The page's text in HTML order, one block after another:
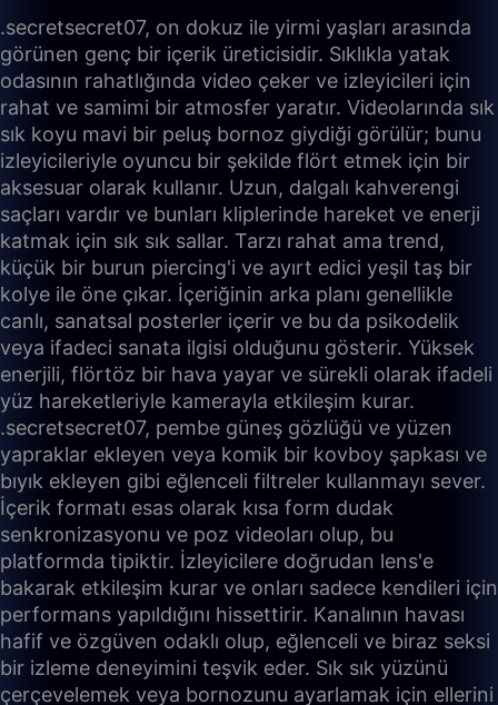
.secretsecret07, on dokuz ile yirmi yaşları arasında
görünen genç bir içerik üreticisidir. Sıklıkla yatak
odasının rahatlığında video çeker ve izleyicileri için
rahat ve samimi bir atmosfer yaratır. Videolarında sık
sık koyu mavi bir peluş bornoz giydiği görülür; bunu
izleyicileriyle oyuncu bir şekilde flört etmek için bir
aksesuar olarak kullanır. Uzun, dalgalı kahverengi
saçları vardır ve bunları kliplerinde hareket ve enerji
katmak için sık sık sallar. Tarzı rahat ama trend,
küçük bir burun piercing'i ve ayırt edici yeşil taş bir
kolye ile öne çıkar. İçeriğinin arka planı genellikle
canlı, sanatsal posterler içerir ve bu da psikodelik
veya ifadeci sanata ilgisi olduğunu gösterir. Yüksek
enerjili, flörtöz bir hava yayar ve sürekli olarak ifadeli
yüz hareketleriyle kamerayla etkileşim kurar.
.secretsecret07, pembe güneş gözlüğü ve yüzen
yapraklar ekleyen veya komik bir kovboy şapkası ve
bıyık ekleyen gibi eğlenceli filtreler kullanmayı sever.
İçerik formatı esas olarak kısa form dudak
senkronizasyonu ve poz videoları olup, bu
platformda tipiktir. İzleyicilere doğrudan lens'e
bakarak etkileşim kurar ve onları sadece kendileri için
performans yapıldığını hissettirir. Kanalının havası
hafif ve özgüven odaklı olup, eğlenceli ve biraz seksi
bir izleme deneyimini teşvik eder. Sık sık yüzünü
çerçevelemek veya bornozunu ayarlamak için ellerini